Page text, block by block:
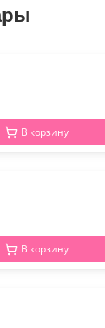
В корзину
В корзину